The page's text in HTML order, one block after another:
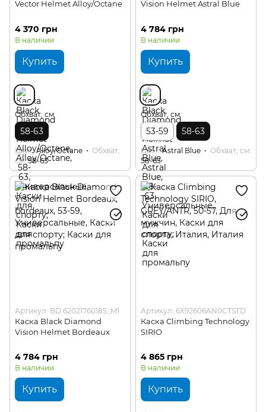
Vector Helmet Alloy/Octane
4 370 грн
В наличии
Купить
Обхват, см
58-63
Цвет Alloy/Octane
Обхват,
см 58-63
Vision Helmet Astral Blue
4 784 грн
В наличии
Купить
Обхват, см
53-59 58-63
Цвет Astral Blue
Обхват, см
58-63
Артикул: BD 6202176018S_M1
Каска Black Diamond
Vision Helmet Bordeaux
4 784 грн
В наличии
Купить
Артикул: 6X92606AN0CTSTD
Каска Climbing Technology
SIRIO
4 865 грн
В наличии
Купить